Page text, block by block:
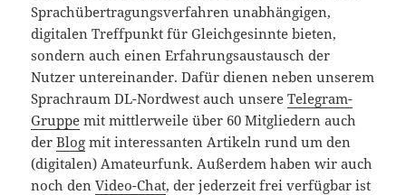
Sprachübertragungsverfahren unabhängigen,
digitalen Treffpunkt für Gleichgesinnte bieten,
sondern auch einen Erfahrungsaustausch der
Nutzer untereinander. Dafür dienen neben unserem
Sprachraum DL-Nordwest auch unsereTelegram-
Gruppe mit mittlerweile über 60 Mitgliedern auch
derBlog mit interessanten Artikeln rund um den
(digitalen) Amateurfunk. Außerdem haben wir auch
noch denVideo-Chat, der jederzeit frei verfügbar ist